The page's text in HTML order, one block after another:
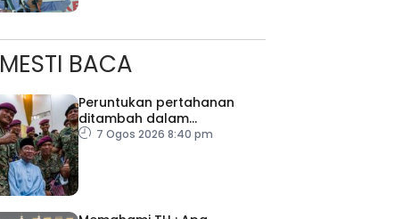
MESTI BACA
Peruntukan pertahanan
ditambah dalam
Belanjawan 2027
7 Ogos 2026 8:40 pm